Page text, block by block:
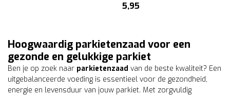
5,95
Hoogwaardig parkietenzaad voor een
gezonde en gelukkige parkiet
Ben je op zoek naar parkietenzaad van de beste kwaliteit? Een
uitgebalanceerde voeding is essentieel voor de gezondheid,
energie en levensduur van jouw parkiet. Met zorgvuldig